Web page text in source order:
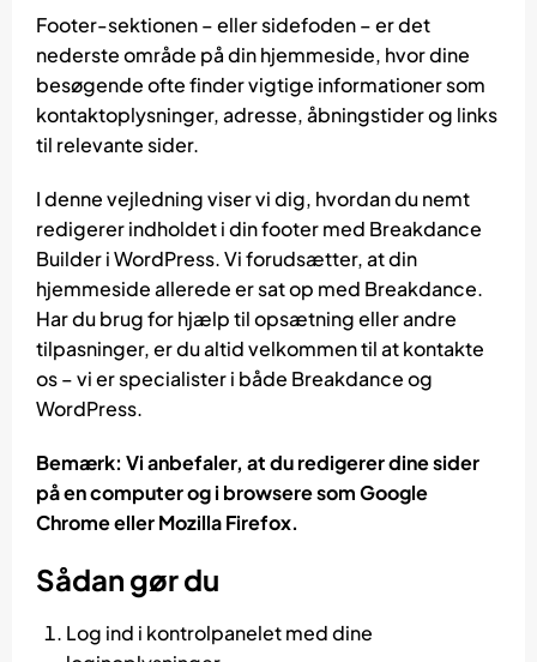
Footer-sektionen – eller sidefoden – er det
nederste område på din hjemmeside, hvor dine
besøgende ofte finder vigtige informationer som
kontaktoplysninger, adresse, åbningstider og links
til relevante sider.
I denne vejledning viser vi dig, hvordan du nemt
redigerer indholdet i din footer med Breakdance
Builder i WordPress. Vi forudsætter, at din
hjemmeside allerede er sat op med Breakdance.
Har du brug for hjælp til opsætning eller andre
tilpasninger, er du altid velkommen til at kontakte
os – vi er specialister i både Breakdance og
WordPress.
Bemærk: Vi anbefaler, at du redigerer dine sider
på en computer og i browsere som Google
Chrome eller Mozilla Firefox.
Sådan gør du
Log ind i kontrolpanelet med dine